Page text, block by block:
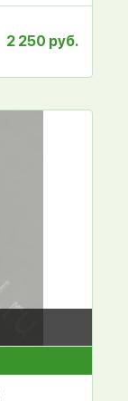
2 250 руб.